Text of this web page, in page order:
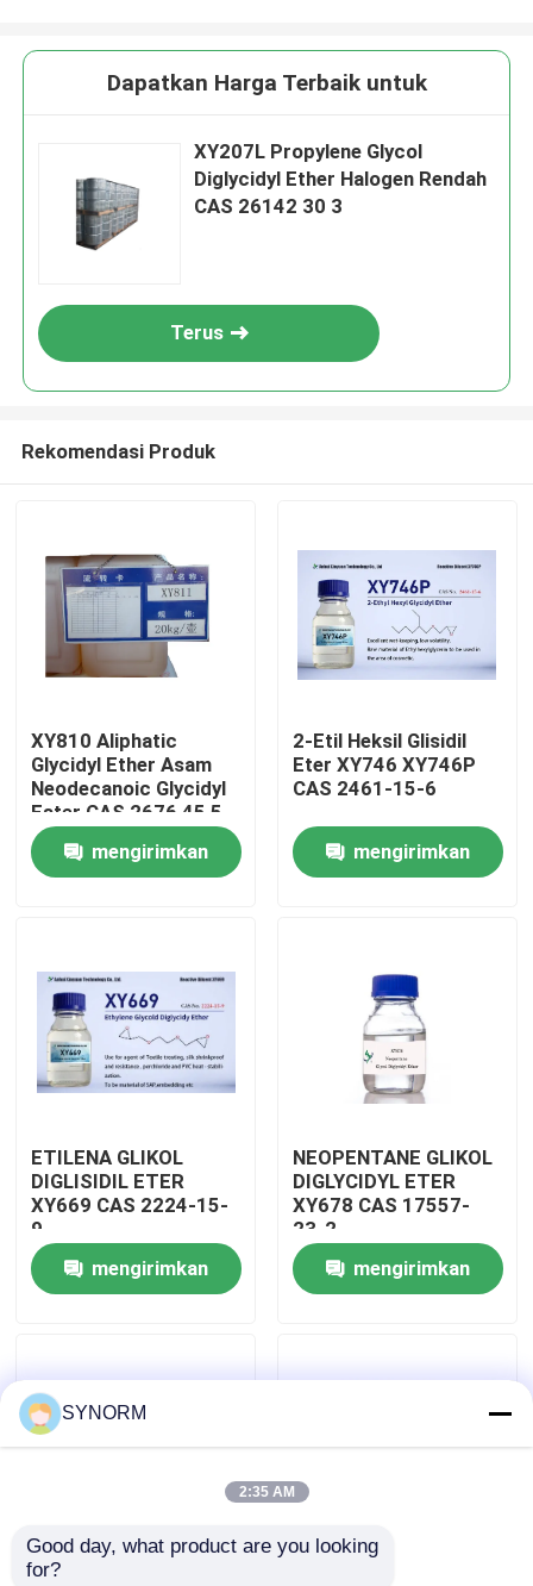
Produk
Tentang kami
Kontrol kualitas
Hubungi kami
Alkyl Glycidyl Ether
Glycidyl Ether Alifatik
Glycol Diglycidyl Ether
Dapatkan Harga Terbaik untuk
XY207L Propylene Glycol
Diglycidyl Ether Halogen Rendah
CAS 26142 30 3
Terus
Rekomendasi Produk
XY810 Aliphatic
Glycidyl Ether Asam
Neodecanoic Glycidyl
Ester CAS 2676 45 5
mengirimkan
2-Etil Heksil Glisidil
Eter XY746 XY746P
CAS 2461-15-6
mengirimkan
ETILENA GLIKOL
DIGLISIDIL ETER
XY669 CAS 2224-15-
9
mengirimkan
NEOPENTANE GLIKOL
DIGLYCIDYL ETER
XY678 CAS 17557-
23-2
mengirimkan
Polipropilen
SYNORM
2:35 AM
Good day, what product are you looking
for?